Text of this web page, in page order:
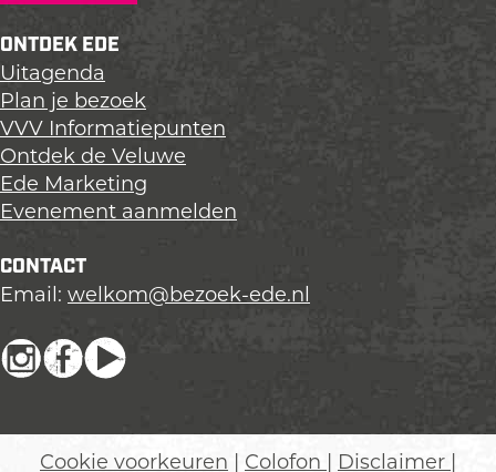
ONTDEK EDE
Uitagenda
Plan je bezoek
VVV Informatiepunten
Ontdek de Veluwe
Ede Marketing
Evenement aanmelden
CONTACT
Email: welkom@bezoek-ede.nl
I
F
e
Y
T
Cookie voorkeuren Colofon Disclaimer